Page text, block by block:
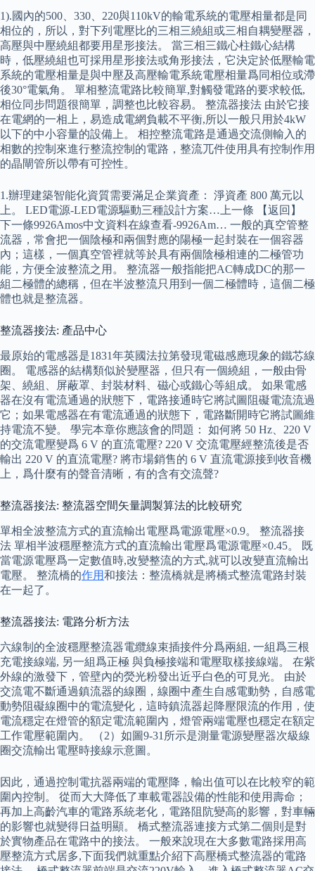
1).國內的500、330、220與110kV的輸電系統的電壓相量都是同
相位的，所以，對下列電壓比的三相三繞組或三相自耦變壓器，
高壓與中壓繞組都要用星形接法。 當三相三鐵心柱鐵心結構
時，低壓繞組也可採用星形接法或角形接法，它決定於低壓輸電
系統的電壓相量是與中壓及高壓輸電系統電壓相量爲同相位或滯
後30°電氣角。 單相整流電路比較簡單,對觸發電路的要求較低,
相位同步問題很簡單，調整也比較容易。 整流器接法 由於它接
在電網的一相上，易造成電網負載不平衡,所以一般只用於4kW
以下的中小容量的設備上。 相控整流電路是通過交流側輸入的
相數的控制來進行整流控制的電路，整流兀件使用具有控制作用
的晶閘管所以帶有可控性。
1.辦理建築智能化資質需要滿足企業資產： 淨資產 800 萬元以
上。 LED電源-LED電源驅動三種設計方案…上一條 【返回】
下一條9926Amos中文資料在線查看-9926Am… 一般的真空管整
流器，常會把一個陰極和兩個對應的陽極一起封裝在一個容器
內；這樣，一個真空管裡就等於具有兩個陰極相連的二極管功
能，方便全波整流之用。 整流器一般指能把AC轉成DC的那一
組二極體的總稱，但在半波整流只用到一個二極體時，這個二極
體也就是整流器。
整流器接法: 產品中心
最原始的電感器是1831年英國法拉第發現電磁感應現象的鐵芯線
圈。 電感器的結構類似於變壓器，但只有一個繞組，一般由骨
架、繞組、屏蔽罩、封裝材料、磁心或鐵心等組成。 如果電感
器在沒有電流通過的狀態下，電路接通時它將試圖阻礙電流流過
它；如果電感器在有電流通過的狀態下，電路斷開時它將試圖維
持電流不變。 學完本章你應該會的問題： 如何將 50 Hz、220 V
的交流電壓變爲 6 V 的直流電壓? 220 V 交流電壓經整流後是否
輸出 220 V 的直流電壓? 將市場銷售的 6 V 直流電源接到收音機
上，爲什麼有的聲音清晰，有的含有交流聲?
整流器接法: 整流器空間矢量調製算法的比較研究
單相全波整流方式的直流輸出電壓爲電源電壓×0.9。 整流器接
法 單相半波穩壓整流方式的直流輸出電壓爲電源電壓×0.45。 既
當電源電壓爲一定數值時,改變整流的方式,就可以改變直流輸出
電壓。 整流橋的作用和接法：整流橋就是將橋式整流電路封裝
在一起了。
整流器接法: 電路分析方法
六線制的全波穩壓整流器電纜線束插接件分爲兩組, 一組爲三根
充電接線端, 另一組爲正極 與負極接端和電壓取樣接線端。 在紫
外線的激發下，管壁內的熒光粉發出近乎白色的可見光。 由於
交流電不斷通過鎮流器的線圈，線圈中產生自感電動勢，自感電
動勢阻礙線圈中的電流變化，這時鎮流器起降壓限流的作用，使
電流穩定在燈管的額定電流範圍內，燈管兩端電壓也穩定在額定
工作電壓範圍內。 （2）如圖9-31所示是測量電源變壓器次級線
圈交流輸出電壓時接線示意圖。
因此，通過控制電抗器兩端的電壓降，輸出值可以在比較窄的範
圍內控制。 從而大大降低了車載電器設備的性能和使用壽命；
再加上高齡汽車的電路系統老化，電路阻阬變高的影響，對車輛
的影響也就變得日益明顯。 橋式整流器連接方式第二個則是對
於實物產品在電路中的接法。 一般來說現在大多數電路採用高
壓整流方式居多,下面我們就重點介紹下高壓橋式整流器的電路